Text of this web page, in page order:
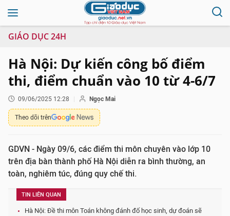
GIÁO DỤC 24H
Hà Nội: Dự kiến công bố điểm
thi, điểm chuẩn vào 10 từ 4-6/7
09/06/2025 12:28 Ngọc Mai
Theo dõi trên
GDVN - Ngày 09/6, các điểm thi môn chuyên vào lớp 10
trên địa bàn thành phố Hà Nội diễn ra bình thường, an
toàn, nghiêm túc, đúng quy chế thi.
TIN LIÊN QUAN
Hà Nội: Đề thi môn Toán không đánh đố học sinh, dự đoán sẽ